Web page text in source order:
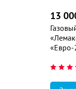
«Евро-
13